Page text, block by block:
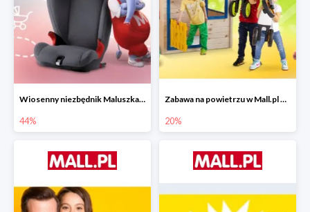
Wiosenny niezbędnik Maluszka w Mall.pl do -44%
44%
Zabawa na powietrzu w Mall.pl do -20%
20%